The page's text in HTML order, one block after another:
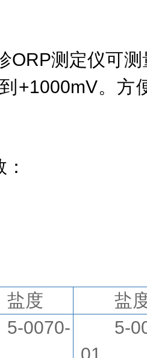
ORP测定仪可
+1000mV。方
盐度
盐
5-0070-
5-